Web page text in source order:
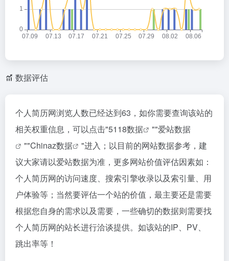
数据评估
个人简历网浏览人数已经达到63，如你需要查询该站的
相关权重信息，可以点击"5118数据 ""爱站数据
""Chinaz数据
"进入；以目前的网站数据参考，建
议大家请以爱站数据为准，更多网站价值评估因素如：
个人简历网的访问速度、搜索引擎收录以及索引量、用
户体验等；当然要评估一个站的价值，最主要还是需要
根据您自身的需求以及需要，一些确切的数据则需要找
个人简历网的站长进行洽谈提供。如该站的IP、PV、
跳出率等！